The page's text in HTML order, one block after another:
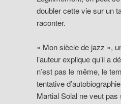
doubler cette vie sur un
raconter.
« Mon siècle de jazz »,
l’auteur explique qu’il a
n’est pas le même, le
tentative
Martial Solal ne veut